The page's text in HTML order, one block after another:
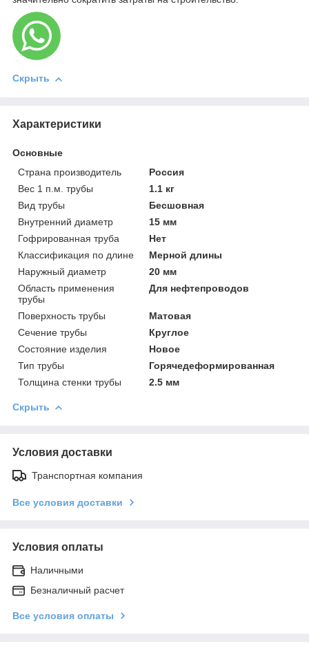
Скрыть
Характеристики
Основные
Страна производитель
Россия
Вес 1 п.м. трубы
1.1 кг
Вид трубы
Бесшовная
Внутренний диаметр
15 мм
Гофрированная труба
Нет
Классификация по длине
Мерной длины
Наружный диаметр
20 мм
Область применения
трубы
Для нефтепроводов
Поверхность трубы
Матовая
Сечение трубы
Круглое
Состояние изделия
Новое
Тип трубы
Горячедеформированная
Толщина стенки трубы
2.5 мм
Скрыть
Условия доставки
Транспортная компания
Все условия доставки
Условия оплаты
Наличными
Безналичный расчет
Все условия оплаты